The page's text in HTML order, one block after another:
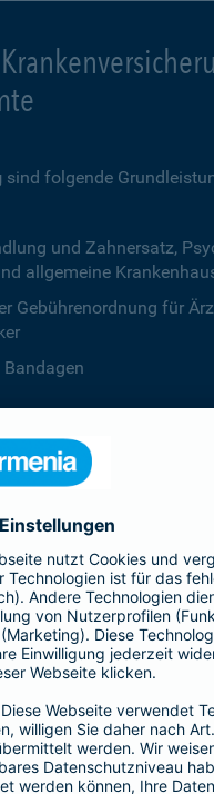
sind folgende
und Zahnersatz,
allgemeine
Gebührenordnung für
Kalenderjahren,
unbegrenzt